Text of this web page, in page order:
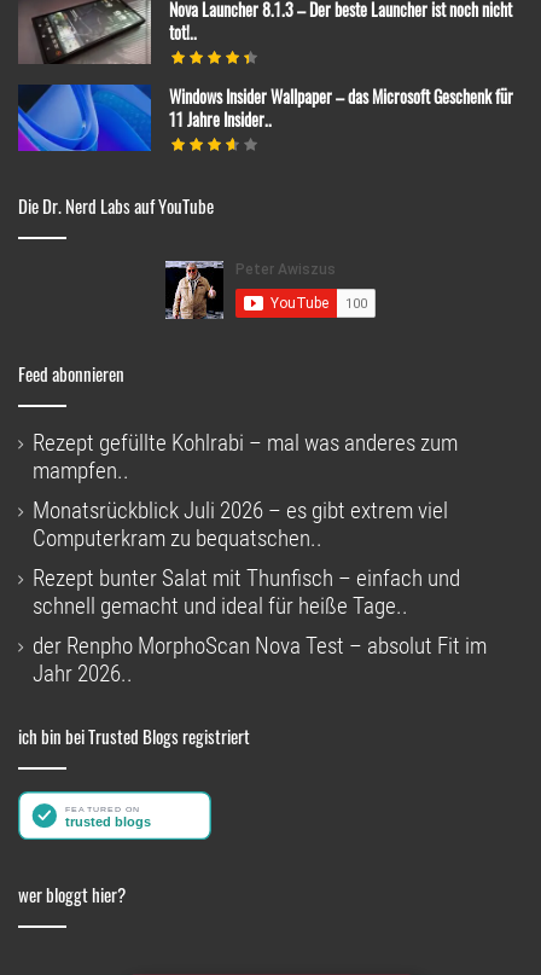
Nova Launcher 8.1.3 – Der beste Launcher ist noch nicht
tot!..
Windows Insider Wallpaper – das Microsoft Geschenk für
11 Jahre Insider..
Die Dr. Nerd Labs auf YouTube
Feed abonnieren
Rezept gefüllte Kohlrabi – mal was anderes zum
mampfen..
Monatsrückblick Juli 2026 – es gibt extrem viel
Computerkram zu bequatschen..
Rezept bunter Salat mit Thunfisch – einfach und
schnell gemacht und ideal für heiße Tage..
der Renpho MorphoScan Nova Test – absolut Fit im
Jahr 2026..
ich bin bei Trusted Blogs registriert
wer bloggt hier?